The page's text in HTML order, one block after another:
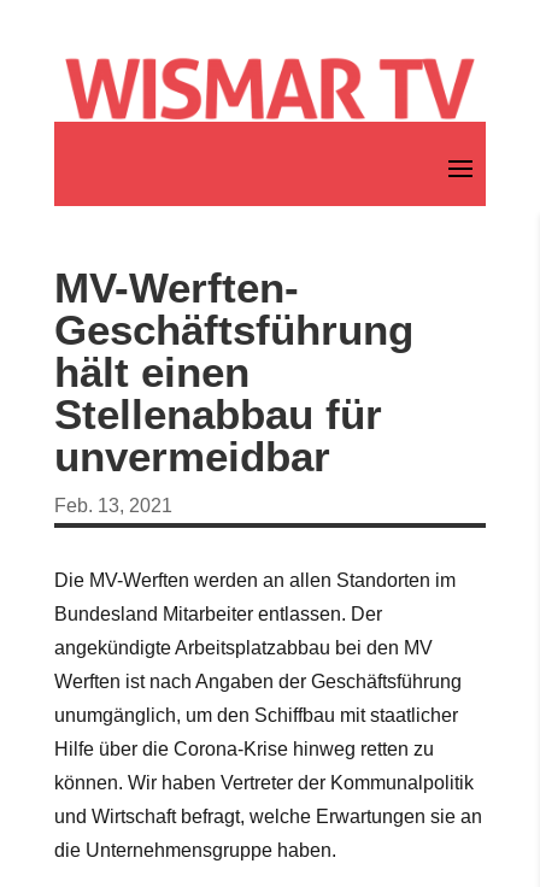
MV-Werften-
Geschäftsführung
hält einen
Stellenabbau für
unvermeidbar
Feb. 13, 2021
Die MV-Werften werden an allen Standorten im
Bundesland Mitarbeiter entlassen. Der
angekündigte Arbeitsplatzabbau bei den MV
Werften ist nach Angaben der Geschäftsführung
unumgänglich, um den Schiffbau mit staatlicher
Hilfe über die Corona-Krise hinweg retten zu
können. Wir haben Vertreter der Kommunalpolitik
und Wirtschaft befragt, welche Erwartungen sie an
die Unternehmensgruppe haben.